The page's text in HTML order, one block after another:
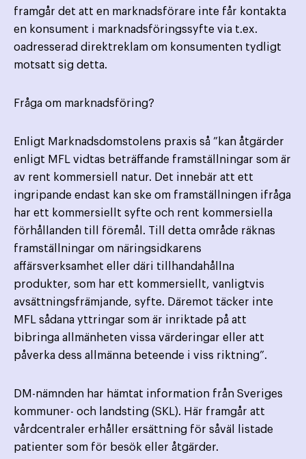
framgår det att en marknadsförare inte får kontakta
en konsument i marknadsföringssyfte via t.ex.
oadresserad direktreklam om konsumenten tydligt
motsatt sig detta.
Fråga om marknadsföring?
Enligt Marknadsdomstolens praxis så ”kan åtgärder
enligt MFL vidtas beträffande framställningar som är
av rent kommersiell natur. Det innebär att ett
ingripande endast kan ske om framställningen ifråga
har ett kommersiellt syfte och rent kommersiella
förhållanden till föremål. Till detta område räknas
framställningar om näringsidkarens
affärsverksamhet eller däri tillhandahållna
produkter, som har ett kommersiellt, vanligtvis
avsättningsfrämjande, syfte. Däremot täcker inte
MFL sådana yttringar som är inriktade på att
bibringa allmänheten vissa värderingar eller att
påverka dess allmänna beteende i viss riktning”.
DM-nämnden har hämtat information från Sveriges
kommuner- och landsting (SKL). Här framgår att
vårdcentraler erhåller ersättning för såväl listade
patienter som för besök eller åtgärder.